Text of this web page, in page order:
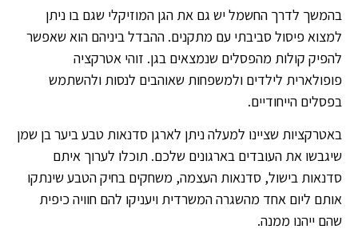
בהמשך לדרך החשמל יש גם את הגן המוזיקלי שגם בו ניתן
למצוא פיסול סביבתי עם מתקנים. ההבדל ביניהם הוא שאפשר
להפיק קולות מהפסלים שנמצאים בגן. זוהי אטרקציה
פופולארית לילדים ולמשפחות שאוהבים לנסות ולהשתמש
בפסלים הייחודיים.
באטרקציות שציינו למעלה ניתן לארגן סדנאות טבע ביער בן שמן
שיגבשו את העובדים בארגונים שלכם. תוכלו לערוך איתם
סדנאות בישול, סדנאות העצמה, משחקים בחיק הטבע שינתקו
אותם ליום אחד מהשגרה המשרדית ויעניקו להם חוויה כיפית
שהם ייהנו ממנה.